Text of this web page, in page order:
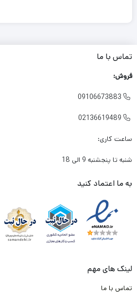
طول عمر کوتاهی نداشته باشد و
کنم، لنت داغ نشود و کارایی آن پایین
آیا لنتی که میخرم گارانتی دارد؟
برند این لنت ترمز چیست؟ ایرانی است
به شما بابت تک تک این دغدغه ها و سوال
ما در تیم لنت ترمز دات کام و باتوجه به
تماس با ما
فروش:

09106673883

02136619489
ساعت کاری:
شنبه تا پنجشنبه 9 الی 18
به ما اعتماد کنید
لینک های مهم
تماس با ما